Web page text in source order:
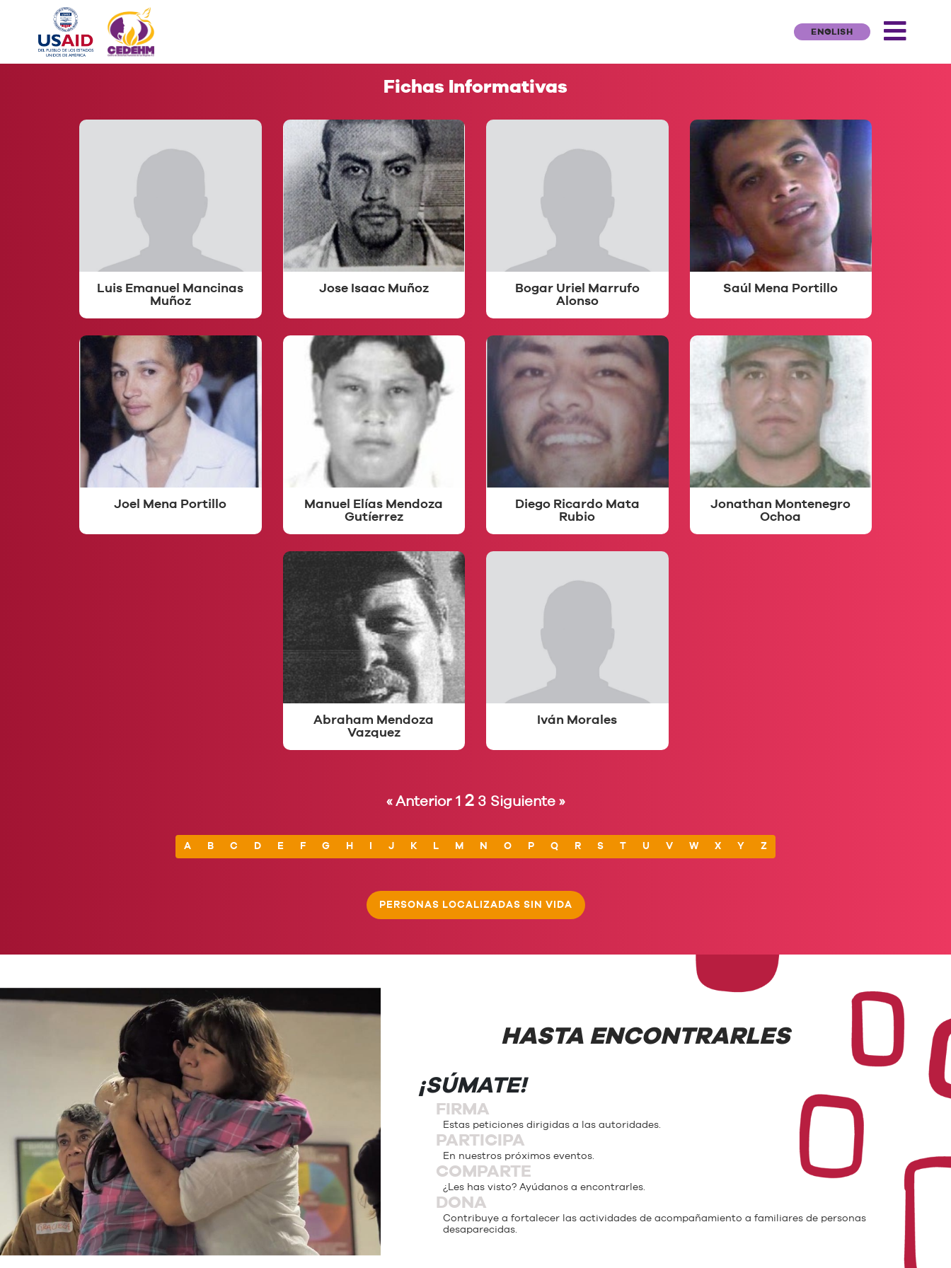
ENGLISH
Fichas Informativas
Luis Emanuel Mancinas
Muñoz
Jose Isaac Muñoz
Bogar Uriel Marrufo
Alonso
Saúl Mena Portillo
Joel Mena Portillo
Manuel Elías Mendoza
Gutíerrez
Diego Ricardo Mata
Rubio
Jonathan Montenegro
Ochoa
Abraham Mendoza
Vazquez
Iván Morales
« Anterior 1 2 3 Siguiente »
A B C D E F G H J K L M N O P Q R S T U V W X Y Z
PERSONAS LOCALIZADAS SIN VIDA
HASTA ENCONTRARLES
¡SÚMATE!
FIRMA
Estas peticiones dirigidas a las autoridades.
PARTICIPA
En nuestros próximos eventos.
COMPARTE
¿Les has visto? Ayúdanos a encontrarles.
DONA
Contribuye a fortalecer las actividades de acompañamiento a familiares de personas
desaparecidas.